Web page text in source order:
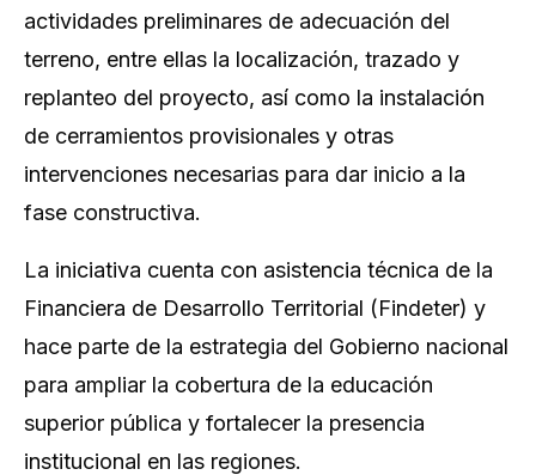
actividades preliminares de adecuación del
terreno, entre ellas la localización, trazado y
replanteo del proyecto, así como la instalación
de cerramientos provisionales y otras
intervenciones necesarias para dar inicio a la
fase constructiva.
La iniciativa cuenta con asistencia técnica de la
Financiera de Desarrollo Territorial (Findeter) y
hace parte de la estrategia del Gobierno nacional
para ampliar la cobertura de la educación
superior pública y fortalecer la presencia
institucional en las regiones.